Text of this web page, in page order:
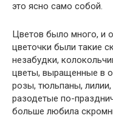
это ясно само собой.
Цветов было много, и
цветочки были такие
незабудки,
цветы, выращенные в
розы, тюльпаны,
разодетые по-
больше любила